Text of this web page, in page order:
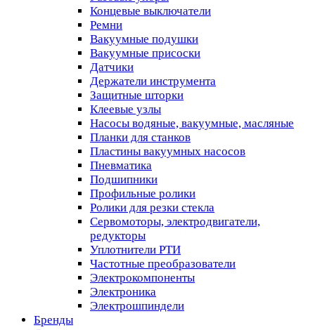
Концевые выключатели
Ремни
Вакуумные подушки
Вакуумные присоски
Датчики
Держатели инструмента
Защитные шторки
Клеевые узлы
Насосы водяные, вакуумные, масляные
Планки для станков
Пластины вакуумных насосов
Пневматика
Подшипники
Профильные ролики
Ролики для резки стекла
Сервомоторы, электродвигатели,
редукторы
Уплотнители РТИ
Частотные преобразователи
Электрокомпоненты
Электроника
Электрошпиндели
Бренды